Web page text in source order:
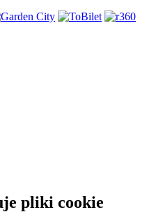
pliki cookie